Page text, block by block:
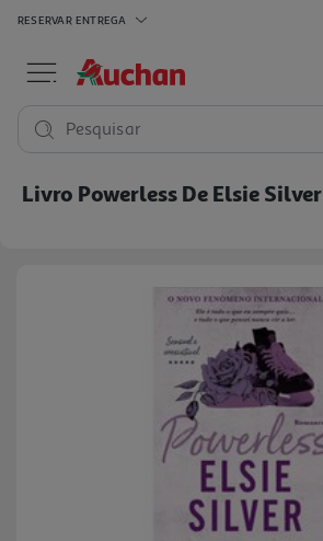
RESERVAR ENTREGA
Pesquisar
Livro Powerless De Elsie Silver